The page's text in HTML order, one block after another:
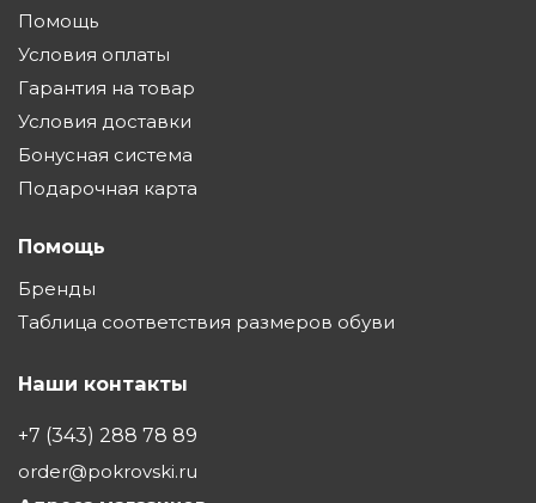
Помощь
Условия оплаты
Гарантия на товар
Условия доставки
Бонусная система
Подарочная карта
Помощь
Бренды
Таблица соответствия размеров обуви
Наши контакты
+7 (343) 288 78 89
order@pokrovski.ru